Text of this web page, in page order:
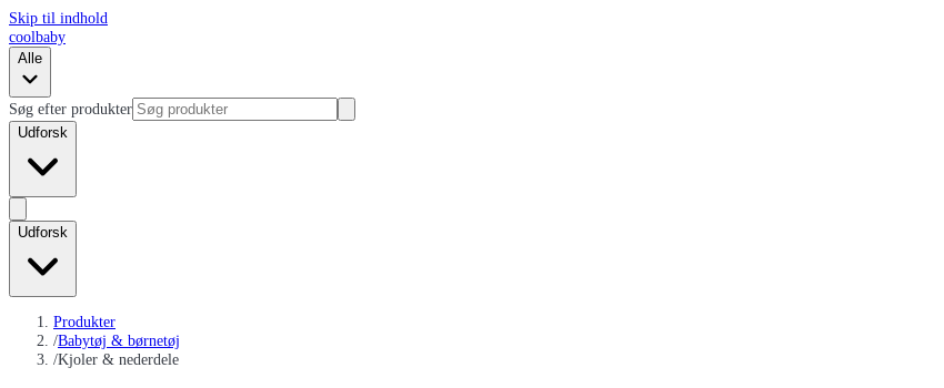
Skip til indhold
coolbaby
Alle
Søg efter produkter
Udforsk
Udforsk
Produkter
/Babytøj & børnetøj
/Kjoler & nederdele